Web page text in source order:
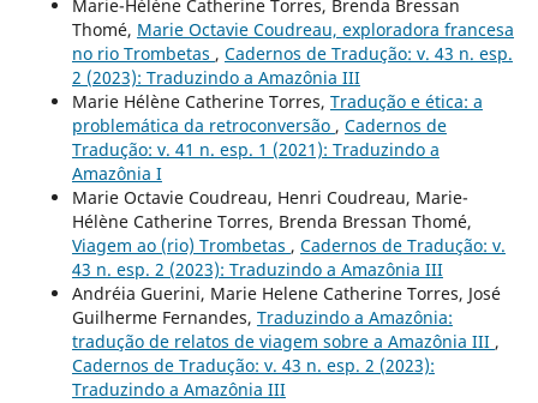
Marie-Hélène Catherine Torres, Brenda Bressan
Thomé, Marie Octavie Coudreau, exploradora francesa
no rio Trombetas , Cadernos de Tradução: v. 43 n. esp.
2 (2023): Traduzindo a Amazônia III
Marie Hélène Catherine Torres, Tradução e ética: a
problemática da retroconversão , Cadernos de
Tradução: v. 41 n. esp. 1 (2021): Traduzindo a
Amazônia I
Marie Octavie Coudreau, Henri Coudreau, Marie-
Hélène Catherine Torres, Brenda Bressan Thomé,
Viagem ao (rio) Trombetas , Cadernos de Tradução: v.
43 n. esp. 2 (2023): Traduzindo a Amazônia III
Andréia Guerini, Marie Helene Catherine Torres, José
Guilherme Fernandes, Traduzindo a Amazônia:
tradução de relatos de viagem sobre a Amazônia III ,
Cadernos de Tradução: v. 43 n. esp. 2 (2023):
Traduzindo a Amazônia III